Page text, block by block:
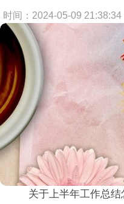
时间：2024-05-09 21:38:34
关于上半年工作总结